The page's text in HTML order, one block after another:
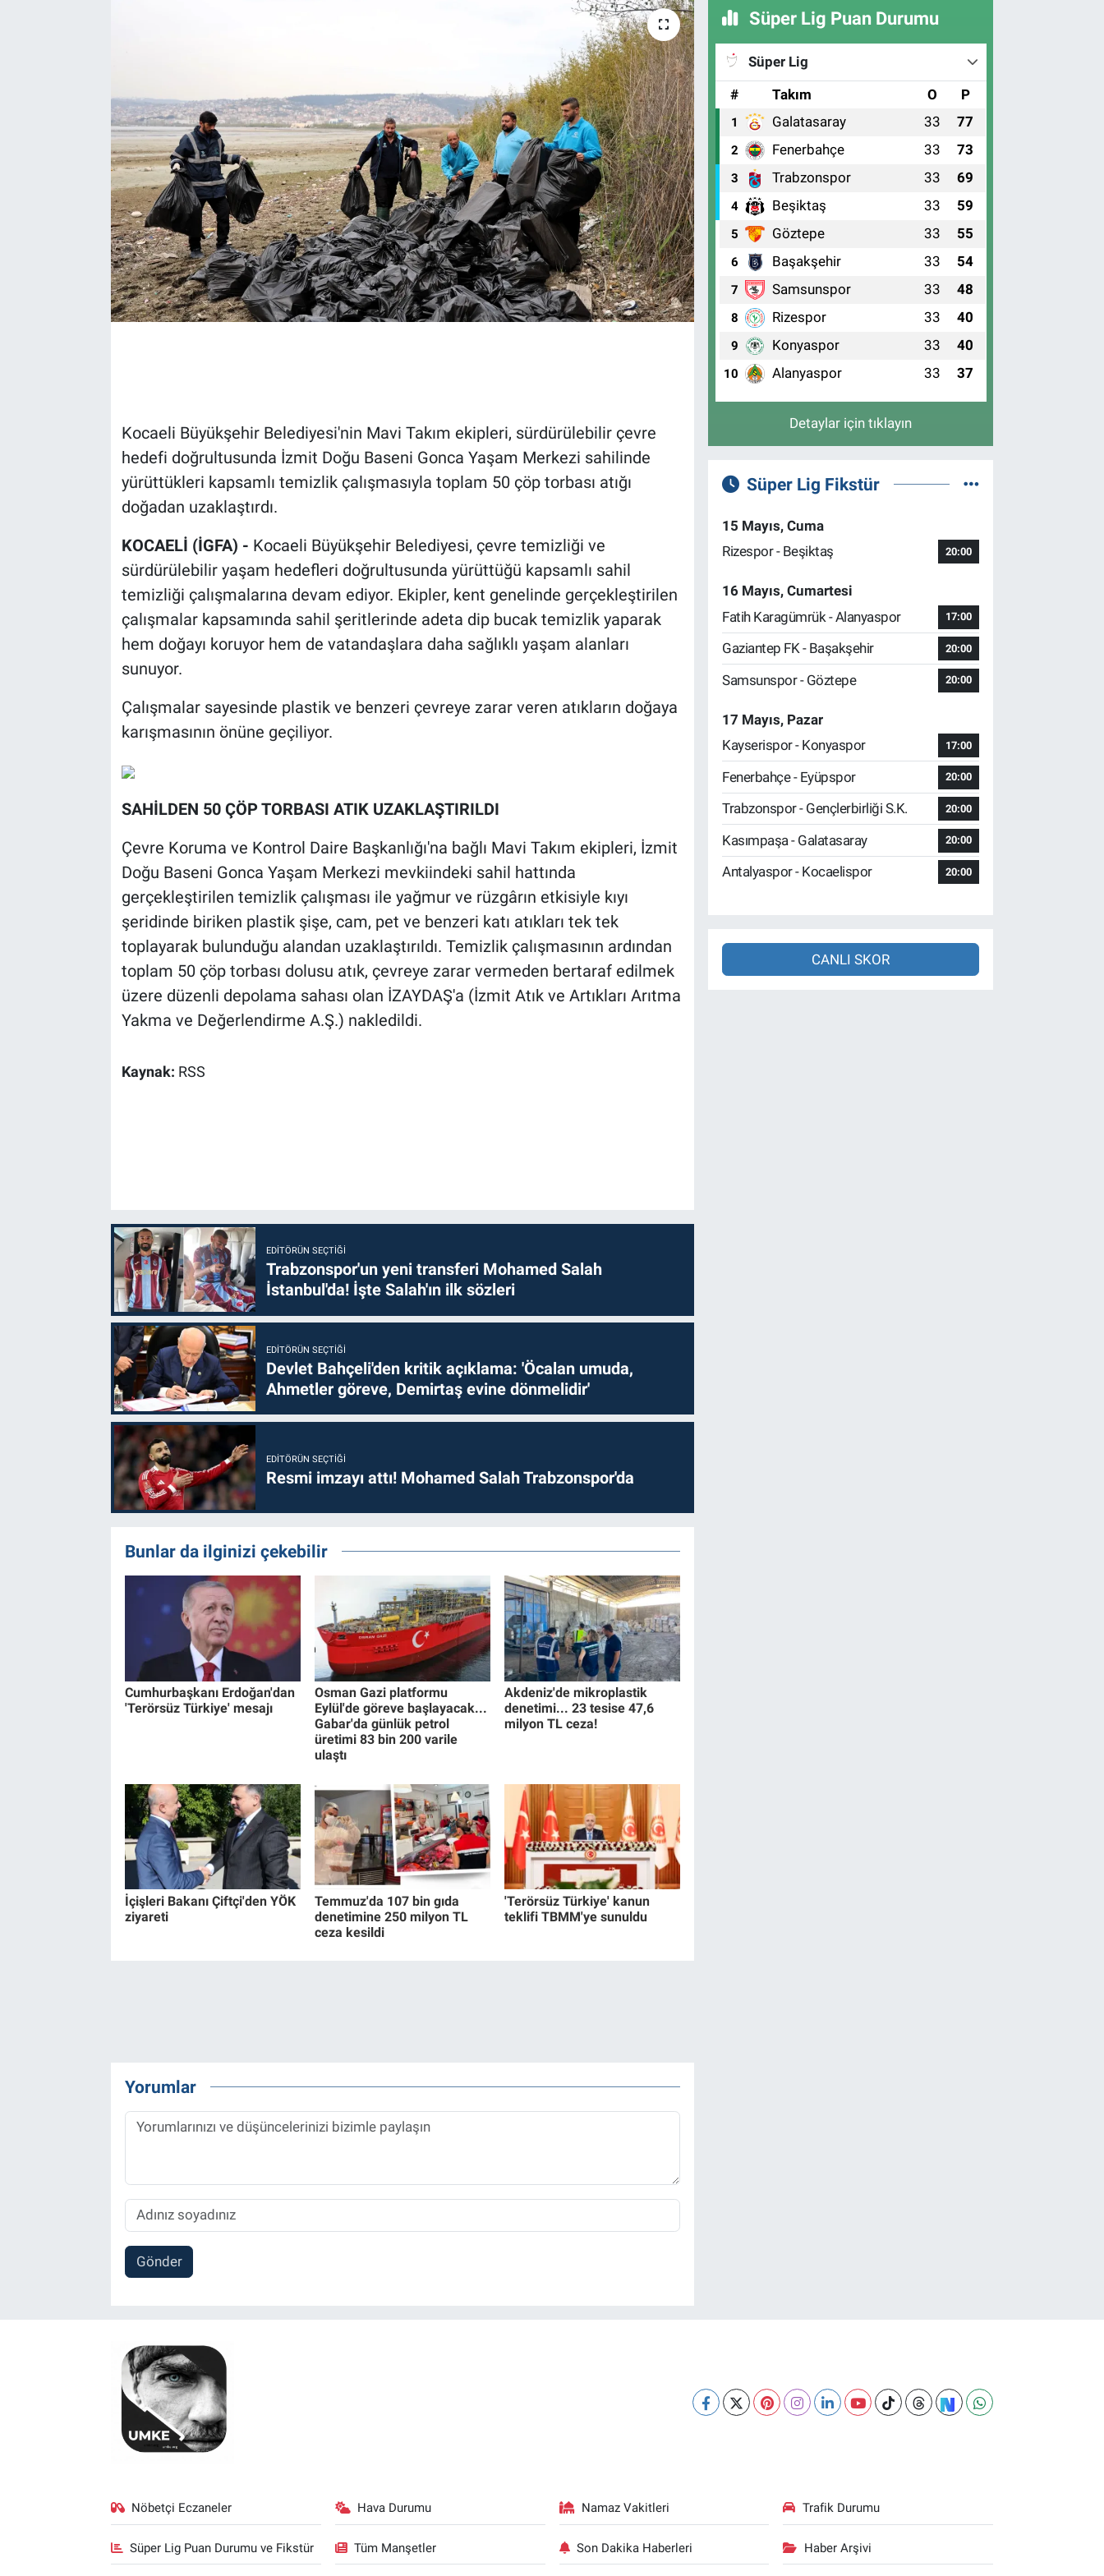
Kocaeli Büyükşehir Belediyesi'nin Mavi Takım ekipleri, sürdürülebilir çevre
hedefi doğrultusunda İzmit Doğu Baseni Gonca Yaşam Merkezi sahilinde
yürüttükleri kapsamlı temizlik çalışmasıyla toplam 50 çöp torbası atığı
doğadan uzaklaştırdı.
KOCAELİ (İGFA) - Kocaeli Büyükşehir Belediyesi, çevre temizliği ve
sürdürülebilir yaşam hedefleri doğrultusunda yürüttüğü kapsamlı sahil
temizliği çalışmalarına devam ediyor. Ekipler, kent genelinde gerçekleştirilen
çalışmalar kapsamında sahil şeritlerinde adeta dip bucak temizlik yaparak
hem doğayı koruyor hem de vatandaşlara daha sağlıklı yaşam alanları
sunuyor.
Çalışmalar sayesinde plastik ve benzeri çevreye zarar veren atıkların doğaya
karışmasının önüne geçiliyor.
SAHİLDEN 50 ÇÖP TORBASI ATIK UZAKLAŞTIRILDI
Çevre Koruma ve Kontrol Daire Başkanlığı'na bağlı Mavi Takım ekipleri, İzmit
Doğu Baseni Gonca Yaşam Merkezi mevkiindeki sahil hattında
gerçekleştirilen temizlik çalışması ile yağmur ve rüzgârın etkisiyle kıyı
şeridinde biriken plastik şişe, cam, pet ve benzeri katı atıkları tek tek
toplayarak bulunduğu alandan uzaklaştırıldı. Temizlik çalışmasının ardından
toplam 50 çöp torbası dolusu atık, çevreye zarar vermeden bertaraf edilmek
üzere düzenli depolama sahası olan İZAYDAŞ'a (İzmit Atık ve Artıkları Arıtma
Yakma ve Değerlendirme A.Ş.) nakledildi.
Kaynak: RSS
EDITÖRÜN SEÇTIĞI
Trabzonspor'un yeni transferi Mohamed Salah
İstanbul'da! İşte Salah'ın ilk sözleri
EDITÖRÜN SEÇTIĞI
Devlet Bahçeli'den kritik açıklama: 'Öcalan umuda,
Ahmetler göreve, Demirtaş evine dönmelidir'
EDITÖRÜN SEÇTIĞI
Resmi imzayı attı! Mohamed Salah Trabzonspor'da
Bunlar da ilginizi çekebilir
Cumhurbaşkanı Erdoğan'dan
'Terörsüz Türkiye' mesajı
Osman Gazi platformu
Eylül'de göreve başlayacak...
Gabar'da günlük petrol
üretimi 83 bin 200 varile
ulaştı
Akdeniz'de mikroplastik
denetimi... 23 tesise 47,6
milyon TL ceza!
İçişleri Bakanı Çiftçi'den YÖK
ziyareti
Temmuz'da 107 bin gıda
denetimine 250 milyon TL
ceza kesildi
'Terörsüz Türkiye' kanun
teklifi TBMM'ye sunuldu
Yorumlar
Gönder
Süper Lig Puan Durumu
Süper Lig
#
Takım O P
1 Galatasaray 33 77
2 Fenerbahçe 33 73
3 Trabzonspor 33 69
4 Beşiktaş 33 59
5 Göztepe 33 55
6 Başakşehir 33 54
7 Samsunspor 33 48
8 Rizespor 33 40
9 Konyaspor 33 40
10 Alanyaspor 33 37
Detaylar için tıklayın
Süper Lig Fikstür
15 Mayıs, Cuma
Rizespor - Beşiktaş
20:00
16 Mayıs, Cumartesi
Fatih Karagümrük - Alanyaspor
17:00
Gaziantep FK - Başakşehir 20:00
Samsunspor - Göztepe 20:00
17 Mayıs, Pazar
Kayserispor - Konyaspor
17:00
Fenerbahçe - Eyüpspor 20:00
Trabzonspor - Gençlerbirliği S.K. 20:00
Kasımpaşa - Galatasaray 20:00
Antalyaspor - Kocaelispor 20:00
CANLI SKOR
Nöbetçi Eczaneler Hava Durumu Namaz Vakitleri Trafik Durumu
Süper Lig Puan Durumu ve Fikstür Tüm Manşetler Son Dakika Haberleri Haber Arşivi